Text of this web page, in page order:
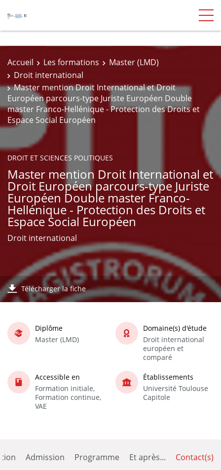
Accueil Les formations
Master (LMD)
Droit international
Master mention Droit International et Droit
Européen parcours-type Juriste Européen Double
master Franco-Hellénique - Protection des Droits et
Espace Social Européen
DROIT ET SCIENCES POLITIQUES
Master mention Droit International et
Droit Européen parcours-type Juriste
Européen Double master Franco-
Hellénique - Protection des Droits et
Espace Social Européen
Droit international
Télécharger la fiche
Diplôme
Master (LMD)
Domaine(s) d'étude
Droit international
européen et
comparé
Accessible en
Formation initiale,
Formation continue,
VAE
Établissements
Université Toulouse
Capitole
Admission Programme Et après... Contact(s)